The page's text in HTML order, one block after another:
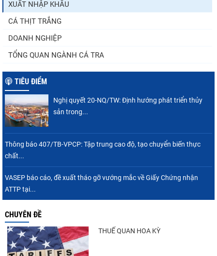
XUẤT NHẬP KHẨU
CÁ THỊT TRẮNG
DOANH NGHIỆP
TỔNG QUAN NGÀNH CÁ TRA
TIÊU ĐIỂM
Nghị quyết 20-NQ/TW: Định hướng phát triển thủy
sản trong...
Thông báo 407/TB-VPCP: Tập trung cao độ, tạo chuyển biến thực
chất...
VASEP báo cáo, đề xuất tháo gỡ vướng mắc về Giấy Chứng nhận
ATTP tại...
CHUYÊN ĐỀ
THUẾ QUAN HOA KỲ